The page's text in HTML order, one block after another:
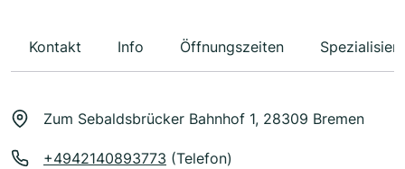
Kontakt Info Öffnungszeiten
Zum Sebaldsbrücker Bahnhof 1, 28309 Bremen
+4942140893773 (Telefon)